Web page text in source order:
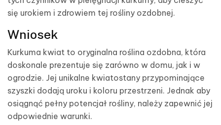
się urokiem i zdrowiem tej rośliny ozdobnej.
Wniosek
Kurkuma kwiat to oryginalna roślina ozdobna, która
doskonale prezentuje się zarówno w domu, jak i w
ogrodzie. Jej unikalne kwiatostany przypominające
szyszki dodają uroku i koloru przestrzeni. Jednak aby
osiągnąć pełny potencjał rośliny, należy zapewnić jej
odpowiednie warunki.